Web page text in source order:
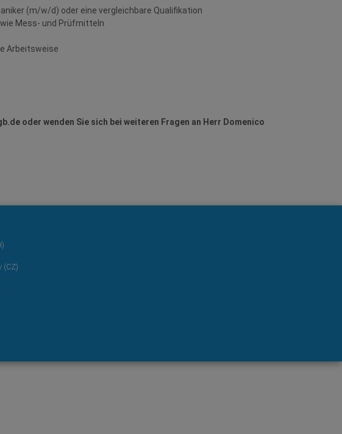
(m/w/d) oder eine vergleichbare Qualifikation
Mess- und Prüfmitteln
Arbeitsweise
oder wenden Sie sich bei weiteren Fragen an Herr Domenico
(CZ)